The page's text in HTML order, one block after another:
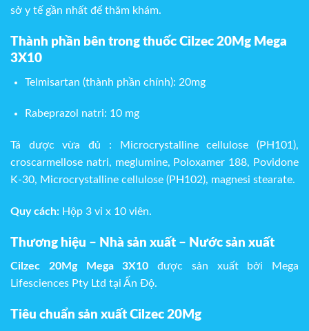
sở y tế gần nhất để thăm khám.
Thành phần bên trong thuốc Cilzec 20Mg Mega
3X10
Telmisartan (thành phần chính): 20mg
Rabeprazol natri: 10 mg
Tá dược vừa đủ : Microcrystalline cellulose (PH101),
croscarmellose natri, meglumine, Poloxamer 188, Povidone
K-30, Microcrystalline cellulose (PH102), magnesi stearate.
Quy cách: Hộp 3 vỉ x 10 viên.
Thương hiệu – Nhà sản xuất – Nước sản xuất
Cilzec 20Mg Mega 3X10 được sản xuất bởi Mega
Lifesciences Pty Ltd tại Ấn Độ.
Tiêu chuẩn sản xuất Cilzec 20Mg